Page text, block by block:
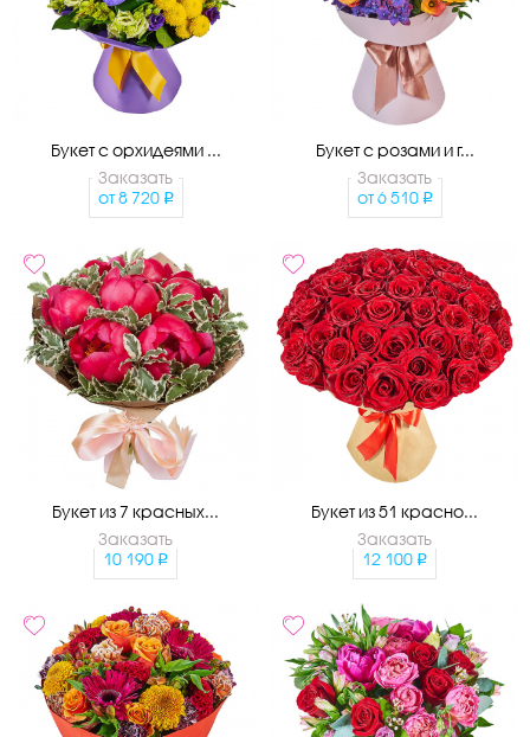
Букет с орхидеями ...
Заказать
от 8 720
Букет с розами и г...
Заказать
от 6 510
Букет из 7 красных...
Заказать
10 190
Букет из 51 красно...
Заказать
12 100